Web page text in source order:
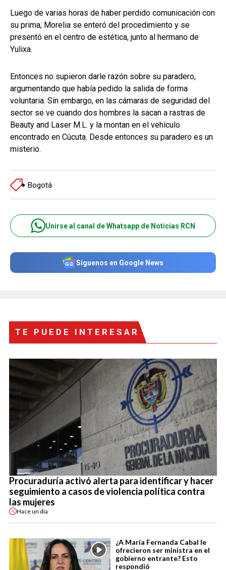
Luego de varias horas de haber perdido comunicación con
su prima, Morelia se enteró del procedimiento y se
presentó en el centro de estética, junto al hermano de
Yulixa.
Entonces no supieron darle razón sobre su paradero,
argumentando que había pedido la salida de forma
voluntaria. Sin embargo, en las cámaras de seguridad del
sector se ve cuando dos hombres la sacan a rastras de
Beauty and Laser M.L. y la montan en el vehículo
encontrado en Cúcuta. Desde entonces su paradero es un
misterio.
Bogotá
Unirse al canal de Whatsapp de Noticias RCN
Síguenos en Google News
TE PUEDE INTERESAR
Procuraduría activó alerta para identificar y hacer
seguimiento a casos de violencia política contra
las mujeres
Haceun día
¿A María Fernanda Cabal le
ofrecieron ser ministra en el
gobierno entrante? Esto
respondió